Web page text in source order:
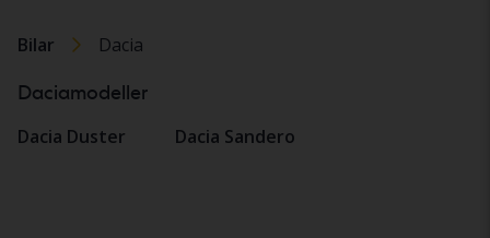
Bilar Dacia
Daciamodeller
Dacia Duster Dacia Sandero